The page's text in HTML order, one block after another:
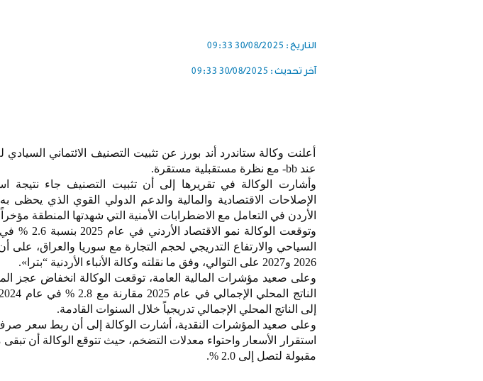
التاريخ : 30/08/2025 09:33
آخر تحديث : 30/08/2025 09:33
أعلنت وكالة ستاندرد أند بورز عن تثبيت التصنيف الائتماني السيادي
عند bb- مع نظرة مستقبلية مستقرة.
وأشارت الوكالة في تقريرها إلى أن تثبيت التصنيف جاء نتيجة
الإصلاحات الاقتصادية والمالية والدعم الدولي القوي الذي يحظى
الأردن في التعامل مع الاضطرابات الأمنية التي شهدتها المنطقة
وتوقعت
2026 و2027 على التوالي، وفق ما نقلته وكالة الأنباء الأردنية “بترا».
إلى الناتج المحلي الإجمالي تدريجياً خلال السنوات القادمة.
وعلى صعيد المؤشرات النقدية، أشارت الوكالة إلى أن ربط سعر صرف
مقبولة لتصل إلى 2.0 %.